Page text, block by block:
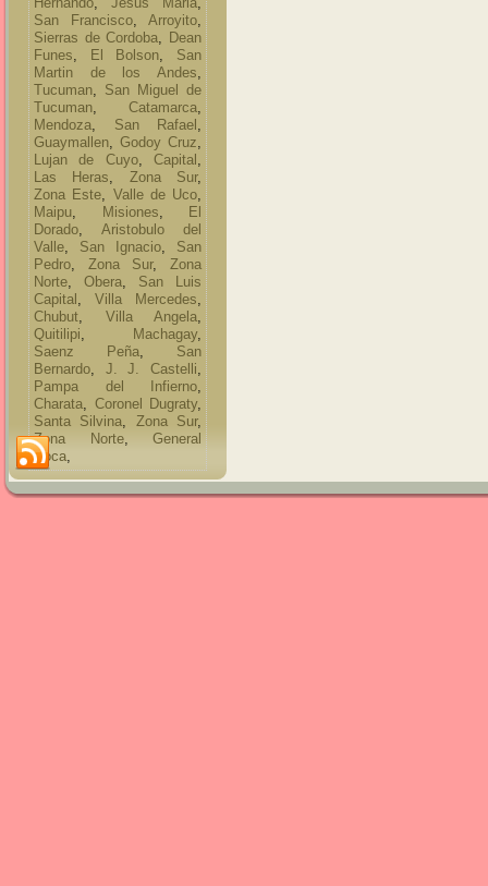
San Francisco, Arroyito,
Sierras de Cordoba, Dean
Funes, El Bolson, San
Martin de los Andes,
Tucuman, San Miguel de
Tucuman, Catamarca,
Mendoza, San Rafael ,
Guaymallen, Godoy Cruz,
Lujan de Cuyo,Capital ,
Las Heras, Zona Sur,
Zona Este, Valle de Uco,
Maipu, Misiones,
El
Dorado, Aristobulo del
Valle, San Ignacio, San
Pedro, Zona Sur,Zona
Norte, Obera, San Luis
Capital , Villa Mercedes,
Chubut, Villa Angela,
Quitilipi, Machagay,
Saenz Peña, San
Bernardo, J. J. Castelli,
Pampa del Infierno,
Charata, Coronel Dugraty,
Santa Silvina, Zona Sur,
Zona Norte, General
Roca,